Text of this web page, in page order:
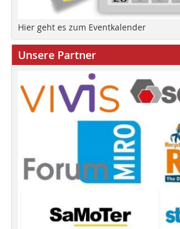
Hier geht es zum Eventkalender
Unsere Partner